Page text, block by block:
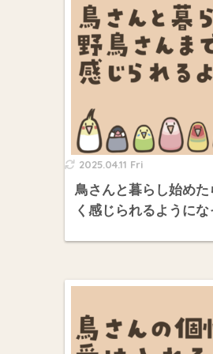
2025.04.11 Fri
鳥さんと暮らし始め
く感じられるようにな